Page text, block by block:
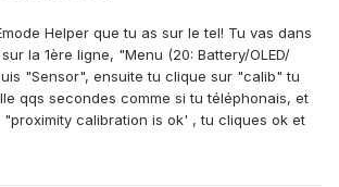
Helper que tu as sur le tel! Tu vas dans
la 1ère ligne, "Menu (20: Battery/OLED/
"Sensor", ensuite tu clique sur "calib" tu
qqs secondes comme si tu téléphonais, et
calibration is ok' , tu cliques ok et